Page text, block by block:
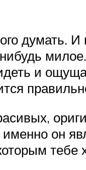
думать. И
и
он